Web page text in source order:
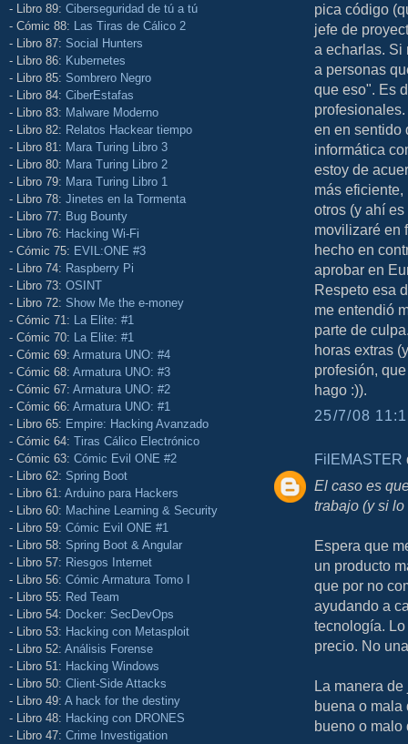
- Libro 89: Ciberseguridad de tú a tú
- Cómic 88: Las Tiras de Cálico 2
- Libro 87: Social Hunters
- Libro 86: Kubernetes
- Libro 85: Sombrero Negro
- Libro 84: CiberEstafas
- Libro 83: Malware Moderno
- Libro 82: Relatos Hackear tiempo
- Libro 81: Mara Turing Libro 3
- Libro 80: Mara Turing Libro 2
- Libro 79: Mara Turing Libro 1
- Libro 78: Jinetes en la Tormenta
- Libro 77: Bug Bounty
- Libro 76: Hacking Wi-Fi
- Cómic 75: EVIL:ONE #3
- Libro 74: Raspberry Pi
- Libro 73: OSINT
- Libro 72: Show Me the e-money
- Cómic 71: La Elite: #1
- Cómic 70: La Elite: #1
- Cómic 69: Armatura UNO: #4
- Cómic 68: Armatura UNO: #3
- Cómic 67: Armatura UNO: #2
- Cómic 66: Armatura UNO: #1
- Libro 65: Empire: Hacking Avanzado
- Cómic 64: Tiras Cálico Electrónico
- Cómic 63: Cómic Evil ONE #2
- Libro 62: Spring Boot
- Libro 61: Arduino para Hackers
- Libro 60: Machine Learning & Security
- Libro 59: Cómic Evil ONE #1
- Libro 58: Spring Boot & Angular
- Libro 57: Riesgos Internet
- Libro 56: Cómic Armatura Tomo I
- Libro 55: Red Team
- Libro 54: Docker: SecDevOps
- Libro 53: Hacking con Metasploit
- Libro 52: Análisis Forense
- Libro 51: Hacking Windows
- Libro 50: Client-Side Attacks
- Libro 49: A hack for the destiny
- Libro 48: Hacking con DRONES
- Libro 47: Crime Investigation
pica código
jefe de
a echarlas. Si
a personas
que eso". Es
en en sentido
informática
estoy de
más
otros (y ahí
movilizaré en
hecho en
aprobar en
Respeto esa
me entendió
parte de
horas extras
profesión,
hago :)).
25/7/08
FilEMASTER
El caso es
trabajo (y si
Espera que
un producto
que por no
ayudando a
tecnología.
precio. No
La manera
buena o mala
bueno o malo